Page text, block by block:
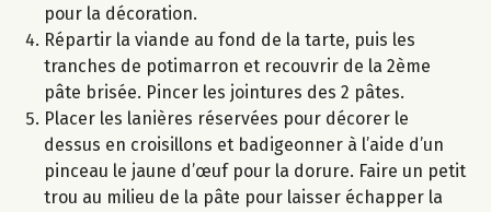
pour la décoration.
Répartir la viande au fond de la tarte, puis les
tranches de potimarron et recouvrir de la 2ème
pâte brisée. Pincer les jointures des 2 pâtes.
Placer les lanières réservées pour décorer le
dessus en croisillons et badigeonner à l’aide d’un
pinceau le jaune d’œuf pour la dorure. Faire un petit
trou au milieu de la pâte pour laisser échapper la